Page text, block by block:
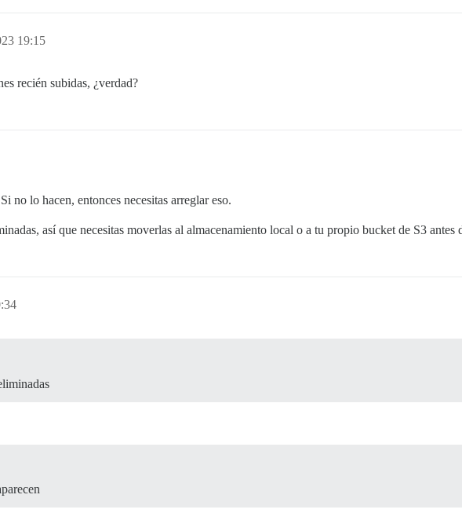
19:15
recién subidas, ¿verdad?
no lo hacen, entonces necesitas arreglar eso.
así que necesitas moverlas al almacenamiento local o a tu propio bucket de S3 antes